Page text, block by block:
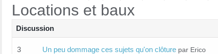
Locations et baux
Discussion
3
Un peu dommage ces sujets qu'on clôture par Erico